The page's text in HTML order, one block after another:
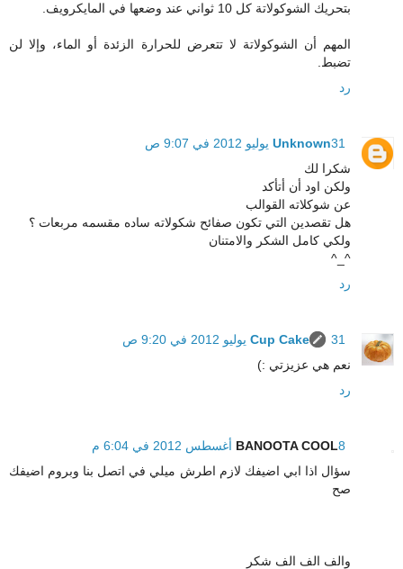
بتحريك الشوكولاتة كل 10 ثواني عند وضعها في المايكرويف.
المهم أن الشوكولاتة لا تتعرض للحرارة الزئدة أو الماء، وإلا لن
تضبط.
رد
Unknown31 يوليو 2012 في 9:07 ص
شكرا لك
ولكن اود أن أتأكد
عن شوكلاته القوالب
هل تقصدين التي تكون صفائح شكولاته ساده مقسمه مربعات ؟
ولكي كامل الشكر والامتنان
^_^
رد
Cup Cake
31 يوليو 2012 في 9:20 ص
نعم هي عزيزتي :)
رد
BANOOTA COOL8 أغسطس 2012 في 6:04 م
سؤال اذا ابي اضيفك لازم اطرش ميلي في اتصل بنا وبروم اضيفك
صح
والف الف الف شكر